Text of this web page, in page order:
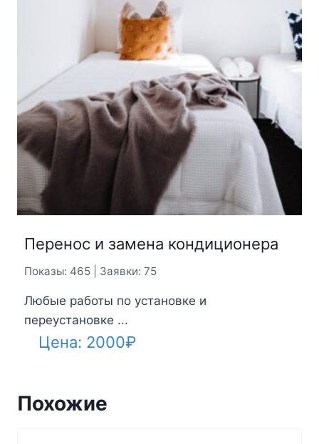
Перенос и замена кондиционера
Показы: 465 | Заявки: 75
Любые работы по установке и
переустановке ...
Цена: 2000₽
Похожие